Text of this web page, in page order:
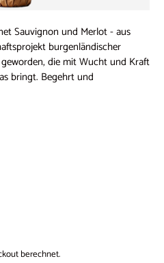
Sauvignon und Merlot - aus
burgenländischer
die mit Wucht und Kraft
bringt. Begehrt und
berechnet.